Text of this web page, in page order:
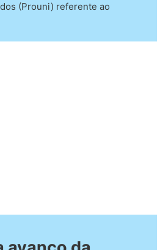
(Prouni) referente ao